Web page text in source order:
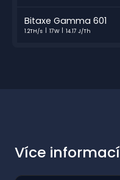
Bitaxe Gamma 601
1.2TH/s 17W 14.17 J/Th
Více informací